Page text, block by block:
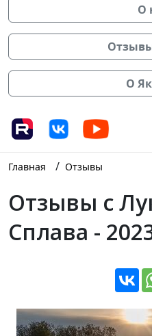
О
О
Главная / Отзывы
Отзывы с
Сплава -